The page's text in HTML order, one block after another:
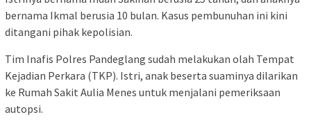
bernama Ikmal berusia 10 bulan. Kasus pembunuhan ini kini
ditangani pihak kepolisian.
Tim Inafis Polres Pandeglang sudah melakukan olah Tempat
Kejadian Perkara (TKP). Istri, anak beserta suaminya dilarikan
ke Rumah Sakit Aulia Menes untuk menjalani pemeriksaan
autopsi.